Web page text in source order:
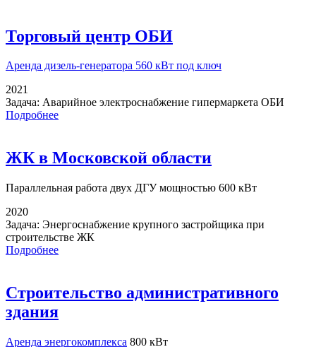
Торговый центр ОБИ
Аренда дизель-генератора 560 кВт под ключ
2021
Задача: Аварийное электроснабжение гипермаркета ОБИ
Подробнее
ЖК в Московской области
Параллельная работа двух ДГУ мощностью 600 кВт
2020
Задача: Энергоснабжение крупного застройщика при
строительстве ЖК
Подробнее
Строительство административного
здания
Аренда энергокомплекса 800 кВт